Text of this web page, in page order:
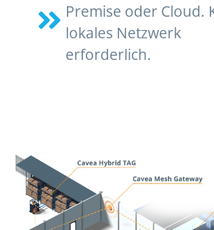
Premise oder Cloud.
lokales Netzwerk
erforderlich.